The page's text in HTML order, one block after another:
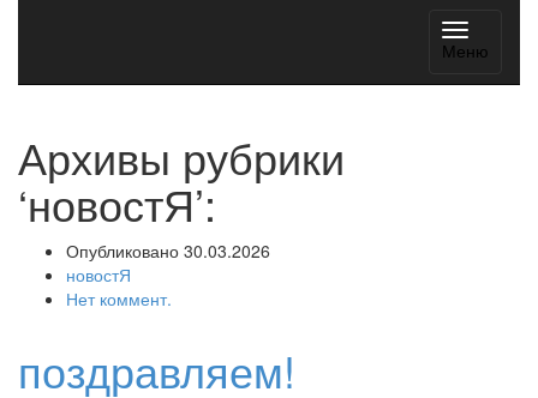
Меню
Архивы рубрики
‘новостЯ’:
Опубликовано 30.03.2026
новостЯ
Нет коммент.
поздравляем!